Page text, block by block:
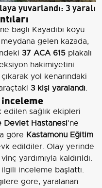
yuvarlandı: 3 yaralı
bağlı Kayadibi köyü
gelen kazada,
37 ACA 615plakalı
hakimiyetini
yol kenarındaki
3 kişi yaralandı.
inceleme
edilen sağlık ekipleri
Devlet Hastanesi'ne
göre Kastamonu Eğitim
edildiler. Olay yerinde
yardımıyla kaldırıldı.
inceleme başlattı.
göre, yaralanan